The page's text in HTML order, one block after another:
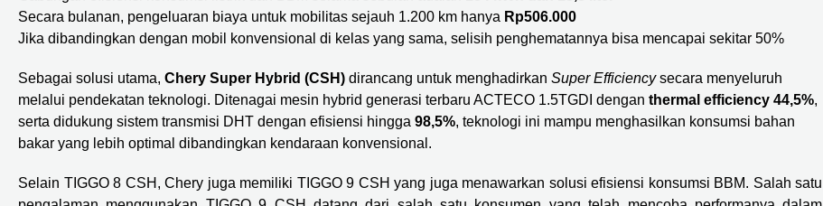
Secara bulanan, pengeluaran biaya untuk mobilitas sejauh 1.200 km hanya Rp506.000
Jika dibandingkan dengan mobil konvensional di kelas yang sama, selisih penghematannya bisa mencapai sekitar 50%
Sebagai solusi utama, Chery Super Hybrid (CSH) dirancang untuk menghadirkan Super Efficiencysecara menyeluruh
melalui pendekatan teknologi. Ditenagai mesin hybrid generasi terbaru ACTECO 1.5TGDI dengan thermal efficiency 44,5%,
serta didukung sistem transmisi DHT dengan efisiensi hingga 98,5%, teknologi ini mampu menghasilkan konsumsi bahan
bakar yang lebih optimal dibandingkan kendaraan konvensional.
Selain TIGGO 8 CSH, Chery juga memiliki TIGGO 9 CSH yang juga menawarkan solusi efisiensi konsumsi BBM. Salah satu